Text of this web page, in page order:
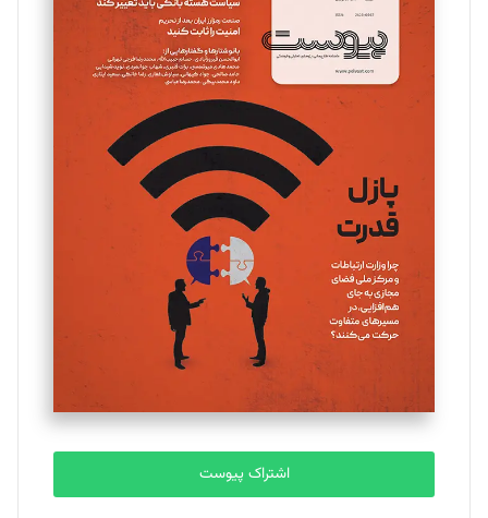
تحریریه
مینا پاکدل
یسنا امان‌پور
تحریریه
ملینا جعفری
تحریریه
مصطفی مسجدی آرانی
تحریریه
بابک نقاش
اشتراک پیوست